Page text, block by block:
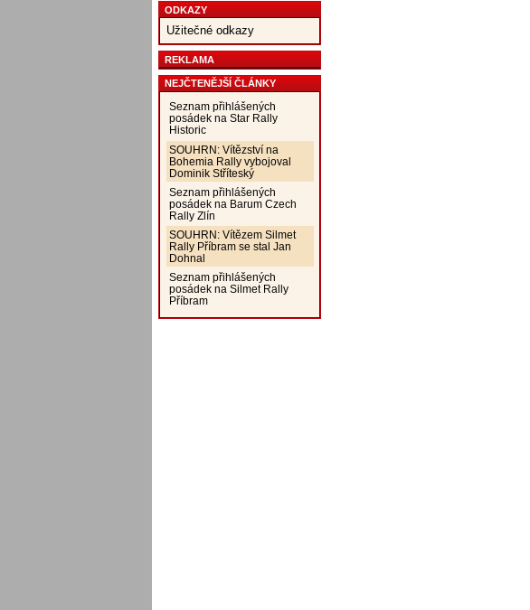
ODKAZY
Užitečné odkazy
REKLAMA
NEJČTENĚJŠÍ ČLÁNKY
Seznam přihlášených
posádek na Star Rally
Historic
SOUHRN: Vítězství na
Bohemia Rally vybojoval
Dominik Stříteský
Seznam přihlášených
posádek na Barum Czech
Rally Zlín
SOUHRN: Vítězem Silmet
Rally Příbram se stal Jan
Dohnal
Seznam přihlášených
posádek na Silmet Rally
Příbram